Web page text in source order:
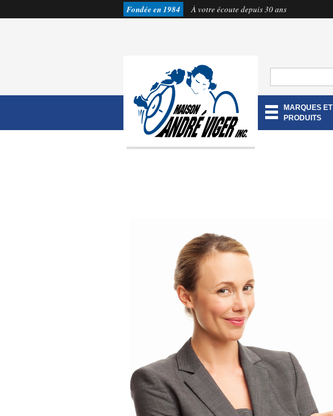
Fondée en 1984 À votre écoute depuis 30 ans
MARQUES ET
PRODUITS